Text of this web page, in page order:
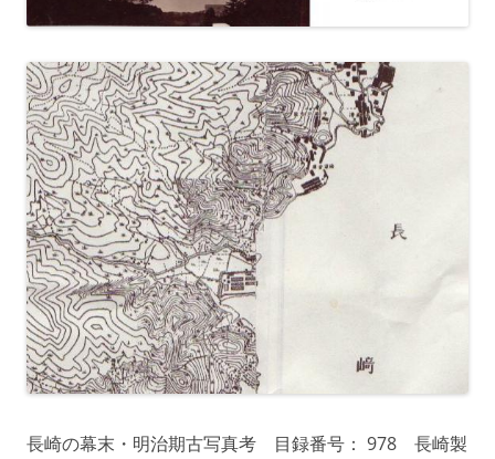
長崎の幕末・明治期古写真考 目録番号： 978 長崎製